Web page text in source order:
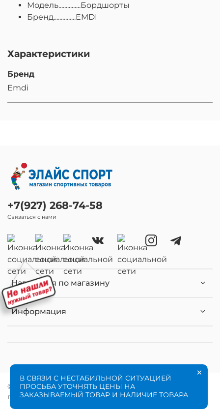
Модель...............Бордшорты
Бренд...............EMDI
Характеристики
Бренд
Emdi
Навигация по магазину
Информация
+7(927) 268-74-58
Связаться с нами
© 2020 Любое использование контента без
письменного разрешения запрещено
В СВЯЗИ С НЕСТАБИЛЬНОЙ СИТУАЦИЕЙ
ПРОСЬБА УТОЧНЯТЬ ЦЕНЫ НА
ЗАКАЗЫВАЕМЫЙ ТОВАР И НАЛИЧИЕ ТОВАРА
×